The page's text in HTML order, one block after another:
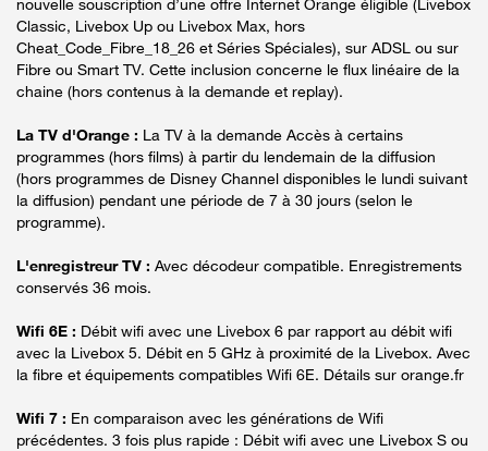
Classic, Livebox Up ou Livebox Max, hors
Cheat_Code_Fibre_18_26 et Séries Spéciales), sur ADSL ou sur
Fibre ou Smart TV. Cette inclusion concerne le flux linéaire de la
chaine (hors contenus à la demande et replay).
La TV d'Orange : La TV à la demande Accès à certains
programmes (hors films) à partir du lendemain de la diffusion
(hors programmes de Disney Channel disponibles le lundi suivant
la diffusion) pendant une période de 7 à 30 jours (selon le
programme).
L'enregistreur TV : Avec décodeur compatible. Enregistrements
conservés 36 mois.
Wifi 6E : Débit wifi avec une Livebox 6 par rapport au débit wifi
avec la Livebox 5. Débit en 5 GHz à proximité de la Livebox. Avec
la fibre et équipements compatibles Wifi 6E. Détails sur orange.fr
Wifi 7 : En comparaison avec les générations de Wifi
précédentes. 3 fois plus rapide : Débit wifi avec une Livebox S ou